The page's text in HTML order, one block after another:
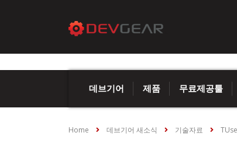
데브기어 제품 무료제공툴
Home 데브기어 새소식 기술자료